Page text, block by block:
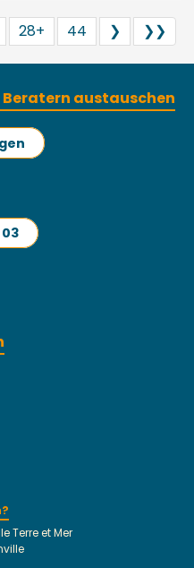
28+ 44 ❯ ❯❯
Beratern austauschen
03
Terre et Mer